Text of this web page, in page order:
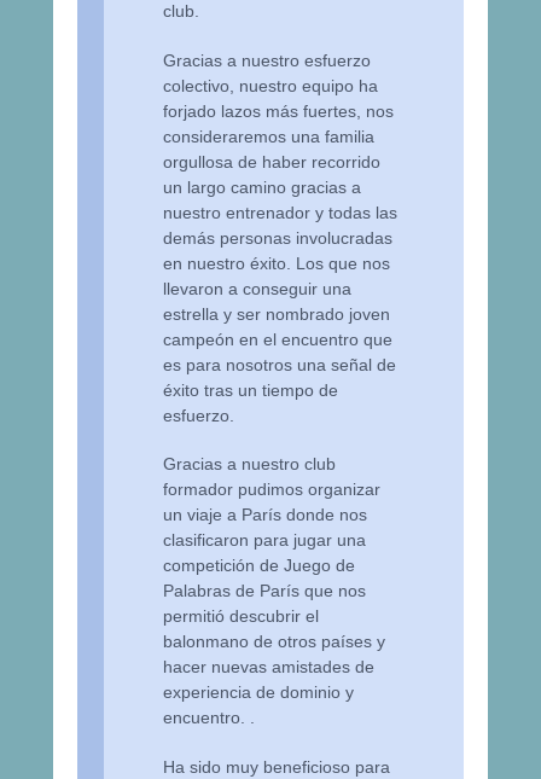
club.
Gracias a nuestro esfuerzo
colectivo, nuestro equipo ha
forjado lazos más fuertes, nos
consideraremos una familia
orgullosa de haber recorrido
un largo camino gracias a
nuestro entrenador y todas las
demás personas involucradas
en nuestro éxito. Los que nos
llevaron a conseguir una
estrella y ser nombrado joven
campeón en el encuentro que
es para nosotros una señal de
éxito tras un tiempo de
esfuerzo.
Gracias a nuestro club
formador pudimos organizar
un viaje a París donde nos
clasificaron para jugar una
competición de Juego de
Palabras de París que nos
permitió descubrir el
balonmano de otros países y
hacer nuevas amistades de
experiencia de dominio y
encuentro. .
Ha sido muy beneficioso para